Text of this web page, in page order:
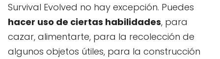
Survival Evolved no hay excepción. Puedes
hacer uso de ciertas habilidades, para
cazar, alimentarte, para la recolección de
algunos objetos útiles, para la construcción